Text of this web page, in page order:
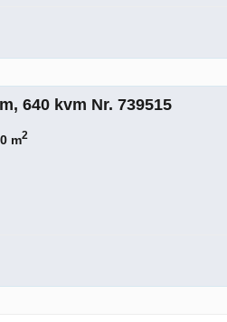
640 kvm Nr. 739515
m2